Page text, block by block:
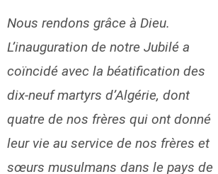
Nous rendons grâce à Dieu.
L’inauguration de notre Jubilé a
coïncidé avec la béatification des
dix-neuf martyrs d’Algérie, dont
quatre de nos frères qui ont donné
leur vie au service de nos frères et
sœurs musulmans dans le pays de